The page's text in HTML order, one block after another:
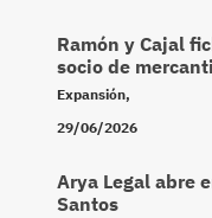
Ramón y Cajal
socio de
Expansión,
29/06/2026
Arya Legal abre
Santos